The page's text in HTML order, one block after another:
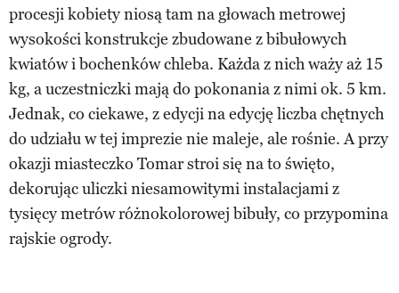
procesji kobiety niosą tam na głowach metrowej
wysokości konstrukcje zbudowane z bibułowych
kwiatów i bochenków chleba. Każda z nich waży aż 15
kg, a uczestniczki mają do pokonania z nimi ok. 5 km.
Jednak, co ciekawe, z edycji na edycję liczba chętnych
do udziału w tej imprezie nie maleje, ale rośnie. A przy
okazji miasteczko Tomar stroi się na to święto,
dekorując uliczki niesamowitymi instalacjami z
tysięcy metrów różnokolorowej bibuły, co przypomina
rajskie ogrody.